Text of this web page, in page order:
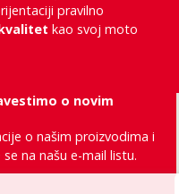
pravilno
kao svoj moto
o novim
o našim proizvodima i
na našu e-mail listu.